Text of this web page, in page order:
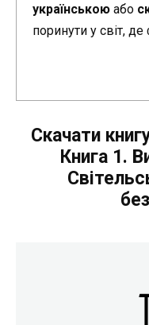
українською або
поринути у світ, де
Скачати
Книга 1.